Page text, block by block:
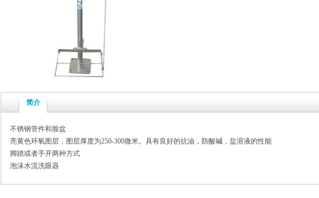
简介
不锈钢管件和脸盆
亮黄色环氧图层，图层厚度为250-300微米。具有良好的抗油，防酸碱，盐溶液的性能
脚踏或者手开两种方式
泡沫水流洗眼器